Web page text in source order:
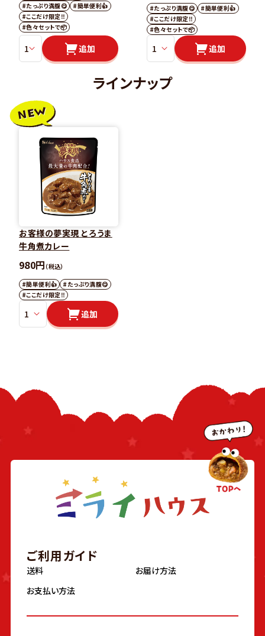
#たっぷり満腹😋
#簡単便利👍
#ここだけ限定‼️
#色々セットで📦
追加
#たっぷり満腹😋
#簡単便利👍
#ここだけ限定‼️
#色々セットで📦
追加
ラインナップ
お客様の夢実現 とろうま
牛角煮カレー
980円（税込）
#簡単便利👍
#たっぷり満腹😋
#ここだけ限定‼️
追加
ご利用ガイド
送料
お届け方法
お支払い方法